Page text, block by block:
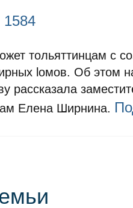
1584
тольяттинцам с
lомов. Об этом
рассказала
Елена Ширнина.